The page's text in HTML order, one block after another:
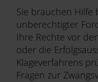
Sie brauchen Hilfe
unberechtigter
Ihre Rechte vor
oder die
Klageverfahrens
Fragen zur